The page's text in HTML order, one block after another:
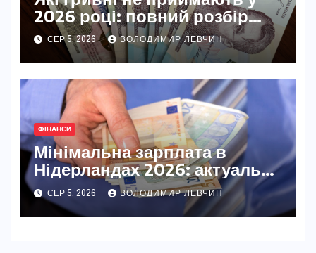
2026 році: повний розбір
недійсних банкнот
СЕР 5, 2026 ВОЛОДИМИР ЛЕВЧИН
ФІНАНСИ
Мінімальна зарплата в
Нідерландах 2026: актуальні
ставки та повний розбір
СЕР 5, 2026 ВОЛОДИМИР ЛЕВЧИН